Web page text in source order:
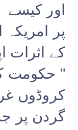
اور کیسے
پر
کے اثرات
" حکومت
کروڈوں
گردن پر